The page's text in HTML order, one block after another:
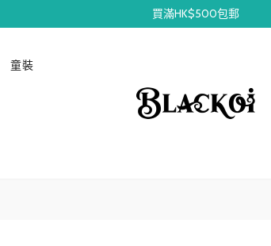
童裝
買滿HK$500包郵